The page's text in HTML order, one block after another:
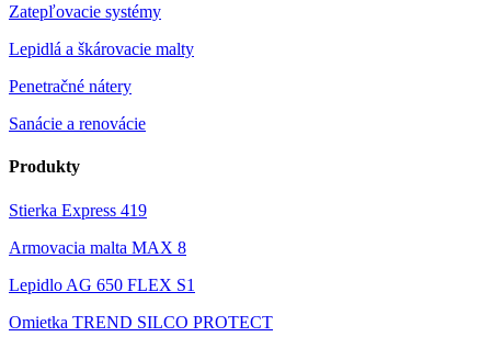
Zatepľovacie systémy
Lepidlá a škárovacie malty
Penetračné nátery
Sanácie a renovácie
Produkty
Stierka Express 419
Armovacia malta MAX 8
Lepidlo AG 650 FLEX S1
Omietka TREND SILCO PROTECT